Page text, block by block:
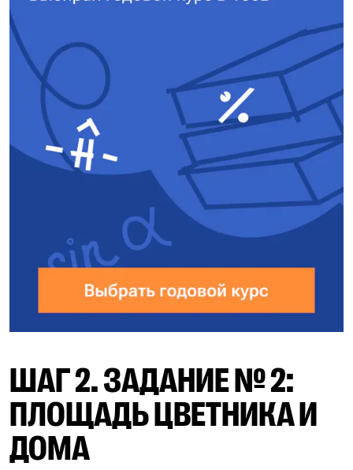
ШАГ 2. ЗАДАНИЕ № 2:
ПЛОЩАДЬ ЦВЕТНИКА И
ДОМА